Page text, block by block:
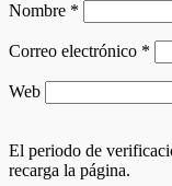
Nombre *
Correo electrónico *
Web
El periodo de
recarga la página.